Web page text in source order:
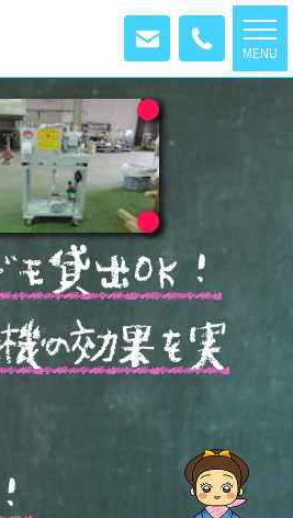
MENU
モ貸出OK ！
機の効果を 実
！